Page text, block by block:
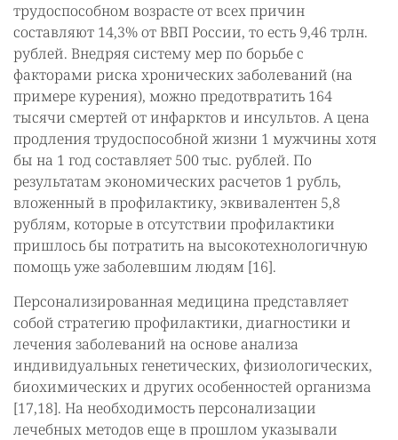
трудоспособном возрасте от всех причин
составляют 14,3% от ВВП России, то есть 9,46 трлн.
рублей. Внедряя систему мер по борьбе с
факторами риска хронических заболеваний (на
примере курения), можно предотвратить 164
тысячи смертей от инфарктов и инсультов. А цена
продления трудоспособной жизни 1 мужчины хотя
бы на 1 год составляет 500 тыс. рублей. По
результатам экономических расчетов 1 рубль,
вложенный в профилактику, эквивалентен 5,8
рублям, которые в отсутствии профилактики
пришлось бы потратить на высокотехнологичную
помощь уже заболевшим людям [16].
Персонализированная медицина представляет
собой стратегию профилактики, диагностики и
лечения заболеваний на основе анализа
индивидуальных генетических, физиологических,
биохимических и других особенностей организма
[17,18]. На необходимость персонализации
лечебных методов еще в прошлом указывали